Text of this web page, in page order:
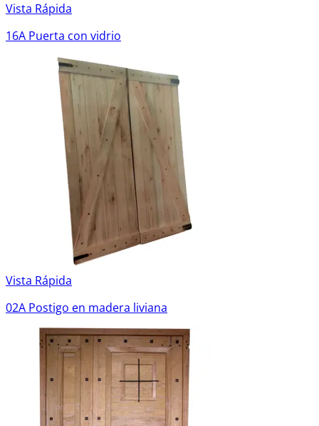
Vista Rápida
16A Puerta con vidrio
Vista Rápida
02A Postigo en madera liviana